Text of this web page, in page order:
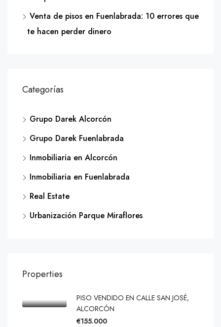
Venta de pisos en Fuenlabrada: 10 errores que
te hacen perder dinero
Categorías
Grupo Darek Alcorcón
Grupo Darek Fuenlabrada
Inmobiliaria en Alcorcón
Inmobiliaria en Fuenlabrada
Real Estate
Urbanización Parque Miraflores
Properties
PISO VENDIDO EN CALLE SAN JOSÉ,
ALCORCÓN
€155.000